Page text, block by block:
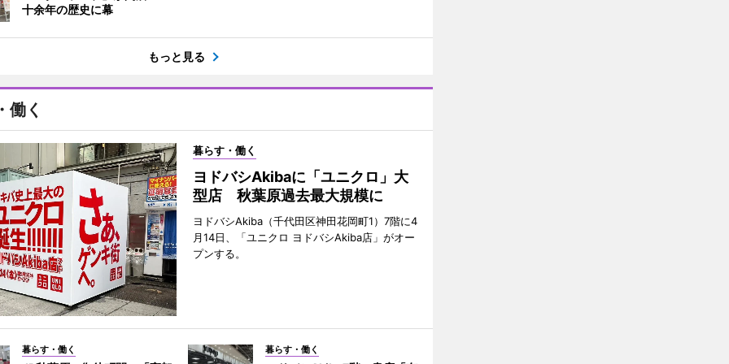
十余年の歴史に幕
もっと見る
働く
暮らす・働く
ヨドバシAkibaに「ユニクロ」大
型店 秋葉原過去最大規模に
ヨドバシAkiba（千代田区神田花岡町1）7階に4
月14日、「ユニクロ ヨドバシAkiba店」がオー
プンする。
暮らす・働く 暮らす・働く